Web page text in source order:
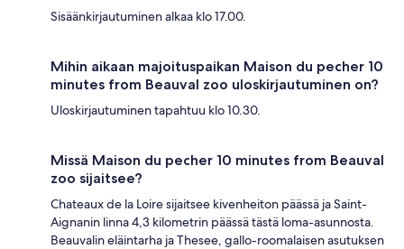
Sisäänkirjautuminen alkaa klo 17.00.
Mihin aikaan majoituspaikan Maison du pecher 10
minutes from Beauval zoo uloskirjautuminen on?
Uloskirjautuminen tapahtuu klo 10.30.
Missä Maison du pecher 10 minutes from Beauval
zoo sijaitsee?
Chateaux de la Loire sijaitsee kivenheiton päässä ja Saint-
Aignanin linna 4,3 kilometrin päässä tästä loma-asunnosta.
Beauvalin eläintarha ja Thesee, gallo-roomalaisen asutuksen